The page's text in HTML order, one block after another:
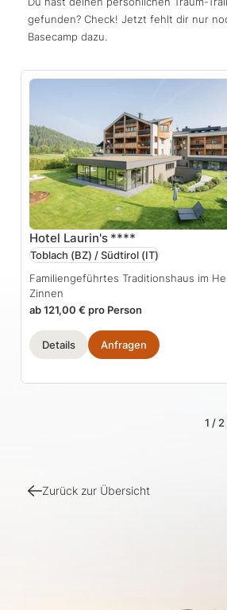
gefunden? Check! Jetzt fehlt dir nur
Basecamp dazu.
Hotel Laurin's ****
Toblach (BZ) / Südtirol (IT)
Familiengeführtes Traditionshaus im
Zinnen
ab 121,00 € pro Person
Details Anfragen
1 / 2
Zurück zur Übersicht